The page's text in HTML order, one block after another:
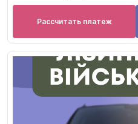
Рассчитать платеж